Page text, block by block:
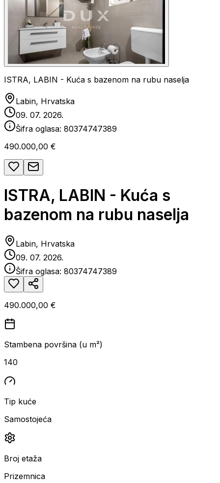
ISTRA, LABIN - Kuća s bazenom na rubu naselja
Labin, Hrvatska
09. 07. 2026.
Šifra oglasa: 80374747389
490.000,00 €
ISTRA, LABIN - Kuća s
bazenom na rubu naselja
Labin, Hrvatska
09. 07. 2026.
Šifra oglasa: 80374747389
490.000,00 €
Stambena površina (u m²)
140
Tip kuće
Samostojeća
Broj etaža
Prizemnica